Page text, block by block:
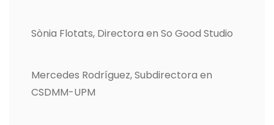
Sònia Flotats, Directora en So Good Studio
Mercedes Rodríguez, Subdirectora en
CSDMM-UPM